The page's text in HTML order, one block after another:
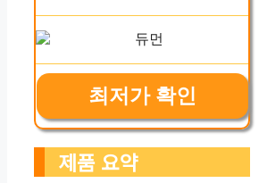
최저가 확인
제품 요약